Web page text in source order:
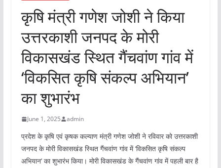
कृषि मंत्री गणेश जोशी ने किया
उत्तरकाशी जनपद के मोरी
विकासखंड स्थित गैंचवांण गांव में
‘विकसित कृषि संकल्प अभियान’
का शुभारंभ
June 1, 2025 admin
प्रदेश के कृषि एवं कृषक कल्याण मंत्री गणेश जोशी ने रविवार को उत्तरकाशी
जनपद के मोरी विकासखंड स्थित गैंचवांण गांव में ‘विकसित कृषि संकल्प
अभियान’ का शुभारंभ किया। मोरी विकासखंड के गैंचवांण गांव में पहली बार है